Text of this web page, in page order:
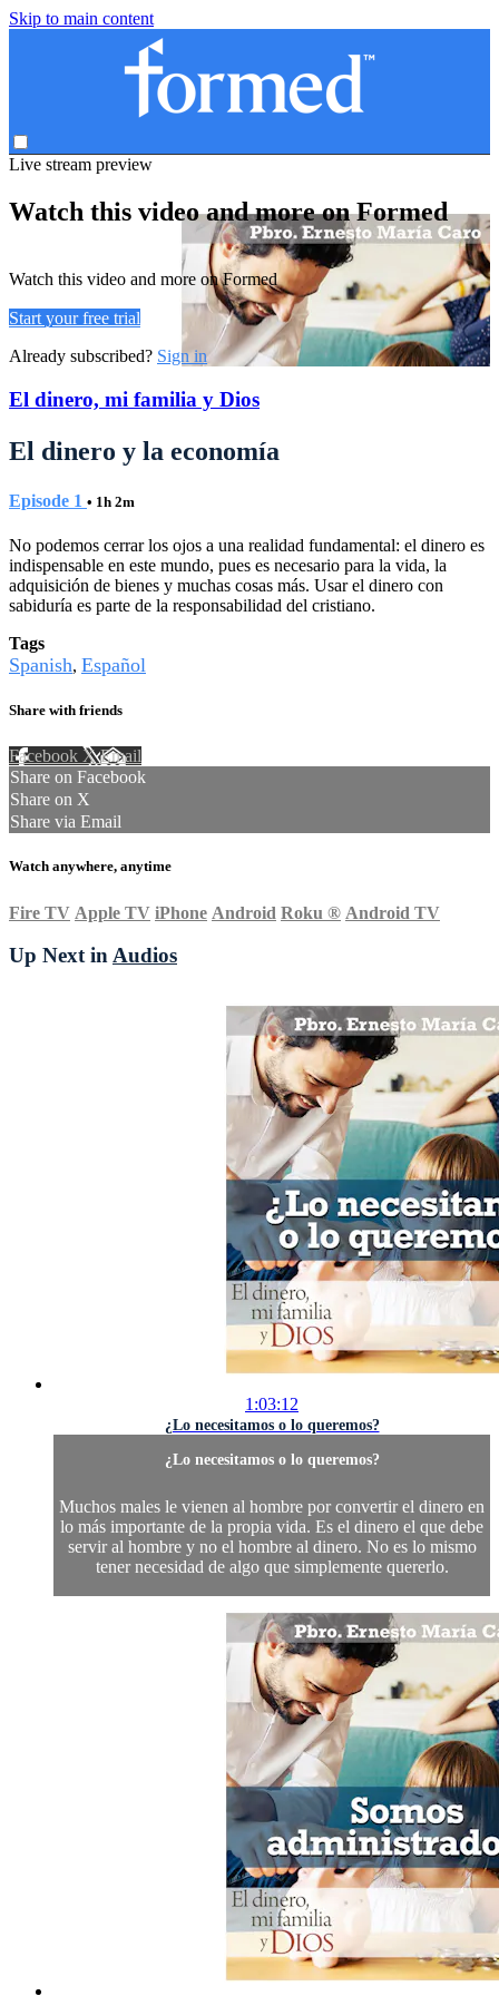
Skip to main content
Live stream preview
Watch this video and more on Formed
Watch this video and more on Formed
Start your free trial
Already subscribed? Sign in
El dinero, mi familia y Dios
El dinero y la economía
Episode 1 • 1h 2m
No podemos cerrar los ojos a una realidad fundamental: el dinero es
indispensable en este mundo, pues es necesario para la vida, la
adquisición de bienes y muchas cosas más. Usar el dinero con
sabiduría es parte de la responsabilidad del cristiano.
Tags
Spanish, Español
Share with friends
Facebook XEmail
Share on Facebook
Share on X
Share via Email
Watch anywhere, anytime
Fire TV Apple TV iPhone Android Roku ® Android TV
Up Next inAudios
1:03:12
¿Lo necesitamos o lo queremos?
¿Lo necesitamos o lo queremos?
Muchos males le vienen al hombre por convertir el dinero en
lo más importante de la propia vida. Es el dinero el que debe
servir al hombre y no el hombre al dinero. No es lo mismo
tener necesidad de algo que simplemente quererlo.